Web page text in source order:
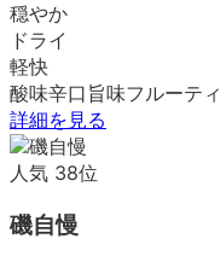
穏やか
ドライ
軽快
酸味辛口 旨味フルーティ
詳細を見る
人気 38位
磯自慢